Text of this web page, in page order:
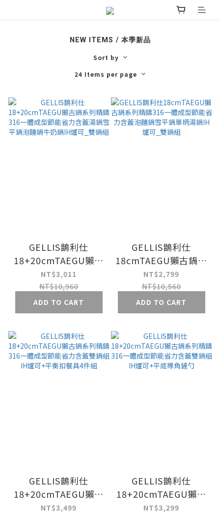
NEW ITEMS / 本季新品
Sort by
24 Items per page
GELLIS鵲利仕
18+20cmTAEGU獺古
鍋系列精鑄316一體成
型節能省力含蓋湯鍋雪
平鍋泡麵鍋牛奶鍋IH
爐可_雙鍋組
NT$3,011
NT$10,960
ADD TO CART
GELLIS鵲利仕
18cmTAEGU獺古鍋系
列精鑄316一體成型節
能省力含蓋泡麵鍋雪平
鍋單柄湯鍋IH爐可_雙
鍋組
NT$2,799
NT$10,560
ADD TO CART
GELLIS鵲利仕
18+20cmTAEGU獺古
鍋系列精鑄316一體成
NT$3,499
GELLIS鵲利仕
18+20cmTAEGU獺古
鍋系列精鑄316一體成
NT$3,299